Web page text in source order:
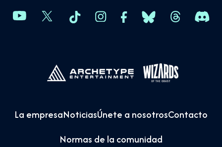
La empresaNoticiasÚnete a nosotrosContacto
Normas de la comunidad